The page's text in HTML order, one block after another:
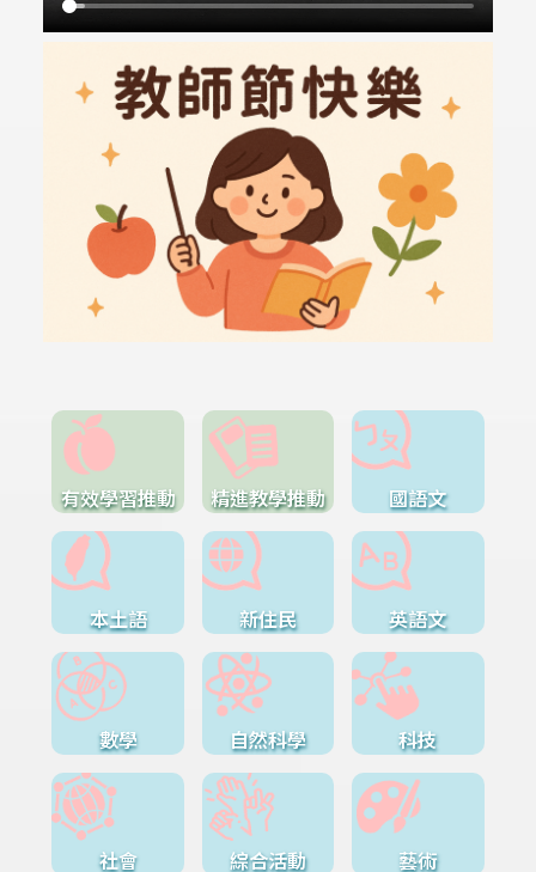
有效學習推動 精進教學推動 國語文
本土語 新住民 英語文
數學 自然科學 科技
社會 綜合活動 藝術